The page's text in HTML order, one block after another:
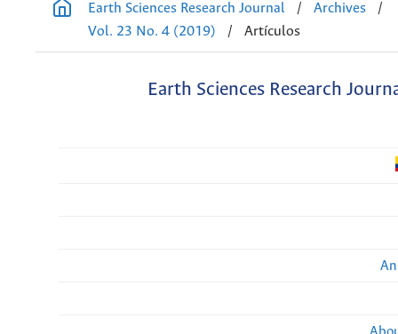
Earth Sciences Research Journal
/ Archives
/
Vol. 23 No. 4 (2019)
/ Artículos
Earth Sciences Research